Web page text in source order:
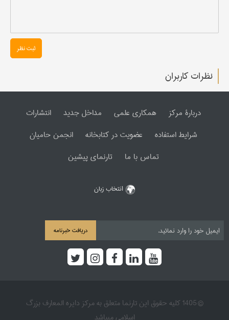
ثبت نظر
نظرات کاربران
دربارۀ مرکز همکاری علمی مداخل جدید
انتشارات
شرایط استفاده
عضویت در کتابخانه
انجمن حامیان
تماس با ما
تارنمای پیشین
انتخاب زبان
دریافت خبرنامه
© 1405 کلیه حقوق این تارنما متعلق به مرکز دایره المعارف بزرگ